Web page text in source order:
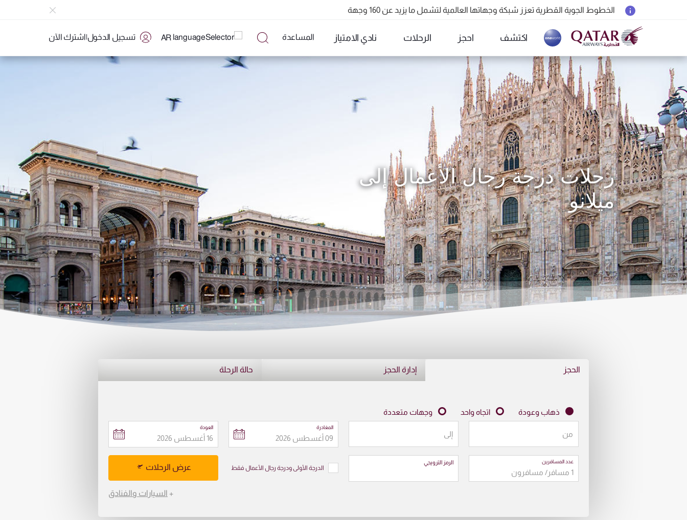
الخطوط الجوية القطرية تعزز شبكة وجهاتها العالمية لتشمل ما يزيد عن 160 وجهة
18 يونيو 2026: تحديثات خاصة باصطحاب الشواحن المحمولة أثناء السفر
6 أغسطس 2026: الخطوط الجوية القطرية تستأنف رحلاتها الجوية إلى البحرين (BAH) وإربيل (EBL) والكويت (KWI)
اكتشف
(active)
احجز الرحلات نادي الامتياز المساعدة AR تسجيل الدخول|اشترك الآن
رحلات درجة رجال الأعمال إلى
ميلانو
الحجز إدارة الحجز حالة الرحلة
ذهاب وعودة اتجاه واحد وجهات متعددة
من إلى
المغادرة العودة
عدد المسافرين الرمز الترويجي
الدرجة الأولى ودرجة رجال الأعمال فقط عرض الرحلات
+ السيارات والفنادق